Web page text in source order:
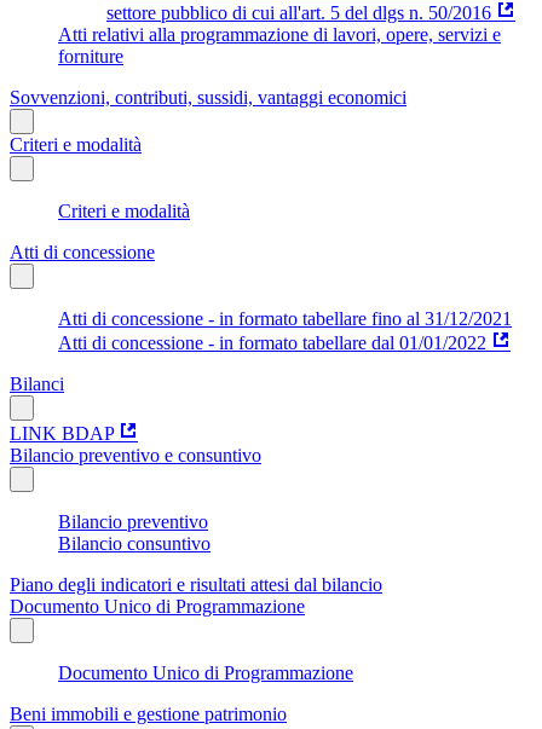
settore pubblico di cui all'art. 5 del dlgs n. 50/2016
Atti relativi alla programmazione di lavori, opere, servizi e
forniture
Sovvenzioni, contributi, sussidi, vantaggi economici
Criteri e modalità
Criteri e modalità
Atti di concessione
Atti di concessione - in formato tabellare fino al 31/12/2021
Atti di concessione - in formato tabellare dal 01/01/2022
Bilanci
LINK BDAP
Bilancio preventivo e consuntivo
Bilancio preventivo
Bilancio consuntivo
Piano degli indicatori e risultati attesi dal bilancio
Documento Unico di Programmazione
Documento Unico di Programmazione
Beni immobili e gestione patrimonio